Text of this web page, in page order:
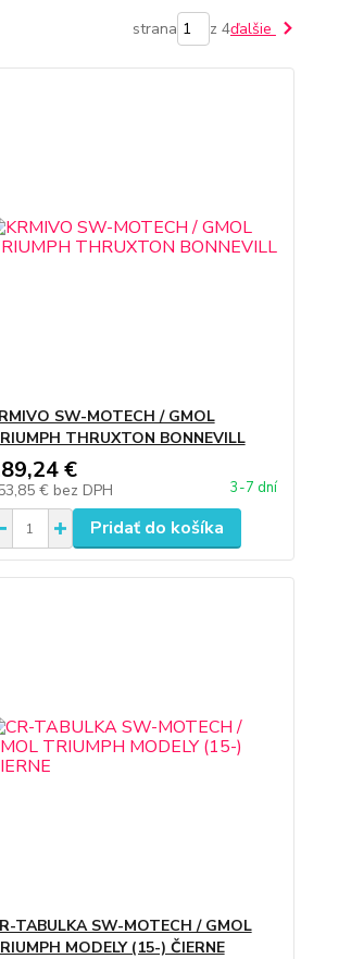
strana z 4ďalšie
SW-MOTECH / GMOL
THRUXTON BONNEVILL
€
€ bez DPH 3-7 dní
Pridať do košíka
TABULKA SW-MOTECH / GMOL
MODELY (15-) ČIERNE